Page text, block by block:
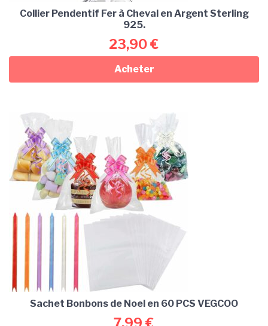
Collier Pendentif Fer à Cheval en Argent Sterling
925.
23,90€
Acheter
Sachet Bonbons de Noel en 60 PCS VEGCOO